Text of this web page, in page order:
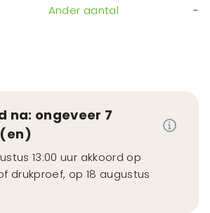
Ander aantal -
na: ongeveer 7
13:00 uur akkoord op
drukproef, op 18 augustus